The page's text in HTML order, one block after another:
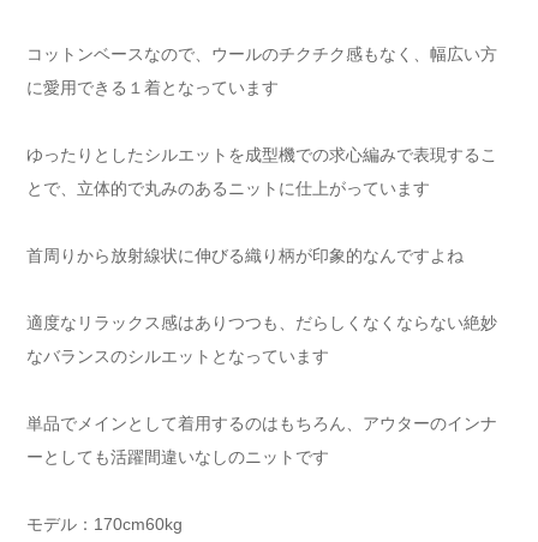
コットンベースなので、ウールのチクチク感もなく、幅広い方
に愛用できる１着となっています
ゆったりとしたシルエットを成型機での求心編みで表現するこ
とで、立体的で丸みのあるニットに仕上がっています
首周りから放射線状に伸びる織り柄が印象的なんですよね
適度なリラックス感はありつつも、だらしくなくならない絶妙
なバランスのシルエットとなっています
単品でメインとして着用するのはもちろん、アウターのインナ
ーとしても活躍間違いなしのニットです
モデル：170cm60kg